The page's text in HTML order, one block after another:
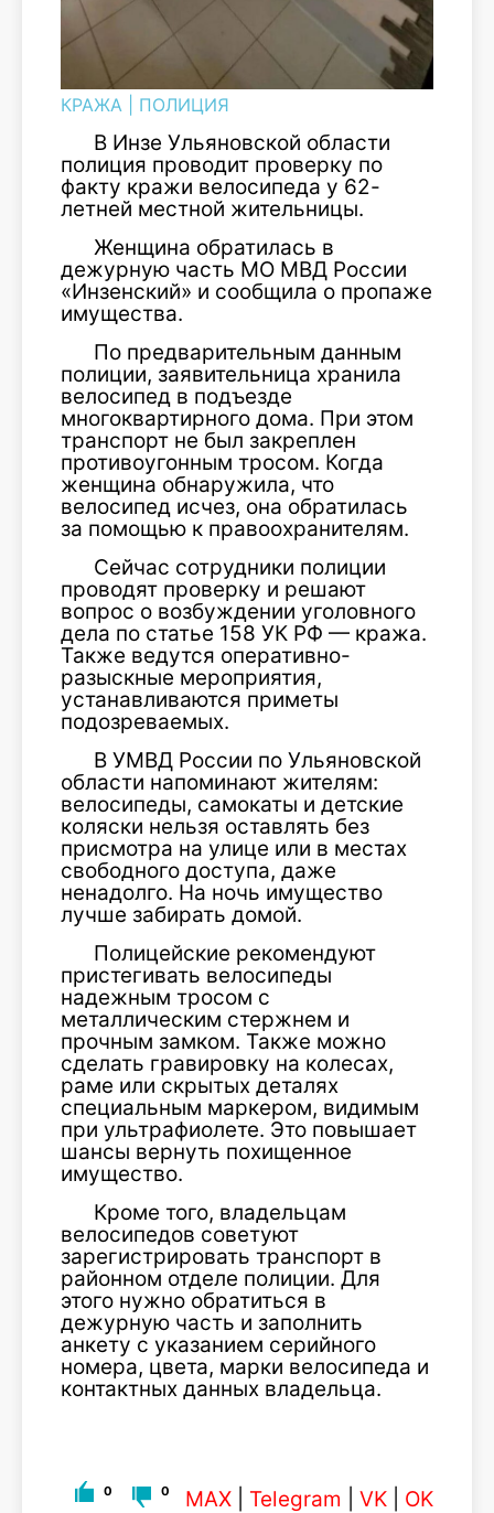
КРАЖА ПОЛИЦИЯ
В Инзе Ульяновской области
полиция проводит проверку по
факту кражи велосипеда у 62-
летней местной жительницы.
Женщина обратилась в
дежурную часть МО МВД России
«Инзенский» и сообщила о пропаже
имущества.
По предварительным данным
полиции, заявительница хранила
велосипед в подъезде
многоквартирного дома. При этом
транспорт не был закреплен
противоугонным тросом. Когда
женщина обнаружила, что
велосипед исчез, она обратилась
за помощью к правоохранителям.
Сейчас сотрудники полиции
проводят проверку и решают
вопрос о возбуждении уголовного
дела по статье 158 УК РФ — кража.
Также ведутся оперативно-
разыскные мероприятия,
устанавливаются приметы
подозреваемых.
В УМВД России по Ульяновской
области напоминают жителям:
велосипеды, самокаты и детские
коляски нельзя оставлять без
присмотра на улице или в местах
свободного доступа, даже
ненадолго. На ночь имущество
лучше забирать домой.
Полицейские рекомендуют
пристегивать велосипеды
надежным тросом с
металлическим стержнем и
прочным замком. Также можно
сделать гравировку на колесах,
раме или скрытых деталях
специальным маркером, видимым
при ультрафиолете. Это повышает
шансы вернуть похищенное
имущество.
Кроме того, владельцам
велосипедов советуют
зарегистрировать транспорт в
районном отделе полиции. Для
этого нужно обратиться в
дежурную часть и заполнить
анкету с указанием серийного
номера, цвета, марки велосипеда и
контактных данных владельца.
0 0 MAX Telegram VK OK